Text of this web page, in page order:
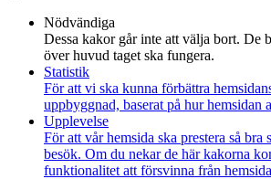
Nödvändiga
Dessa kakor går inte att välja bort. De
över huvud taget ska fungera.
Statistik
För att vi ska kunna förbättra
uppbyggnad, baserat på hur hemsidan
Upplevelse
För att vår hemsida ska prestera så
besök. Om du nekar de här kakorna
funktionalitet att försvinna från